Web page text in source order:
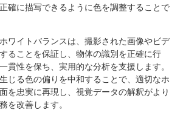
確に描写できるように色を調整することで
ワイトバランスは、撮影された画像やビデ
ることを保証し、物体の識別を正確に行
貫性を保ち、実用的な分析を支援します。
じる色の偏りを中和することで、適切なホ
を忠実に再現し、視覚データの解釈がより
を改善します。